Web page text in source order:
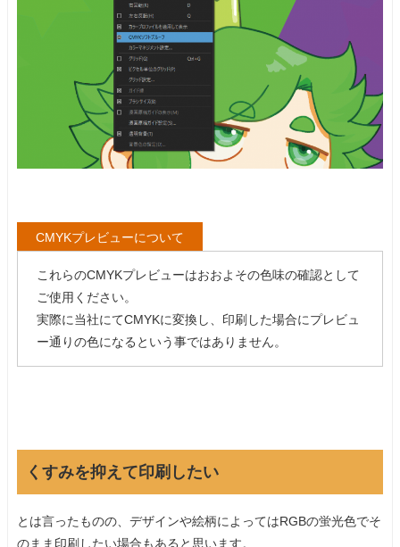
CMYKプレビューについて
これらのCMYKプレビューはおおよその色味の確認として
ご使用ください。
実際に当社にてCMYKに変換し、印刷した場合にプレビュ
ー通りの色になるという事ではありません。
くすみを抑えて印刷したい
とは言ったものの、デザインや絵柄によってはRGBの蛍光色でそ
のまま印刷したい場合もあると思います。